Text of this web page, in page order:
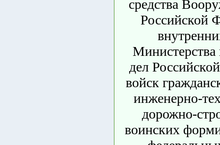
средства
Российской
Министерства
дел
войск
инженерно-
дорожно-
воинских